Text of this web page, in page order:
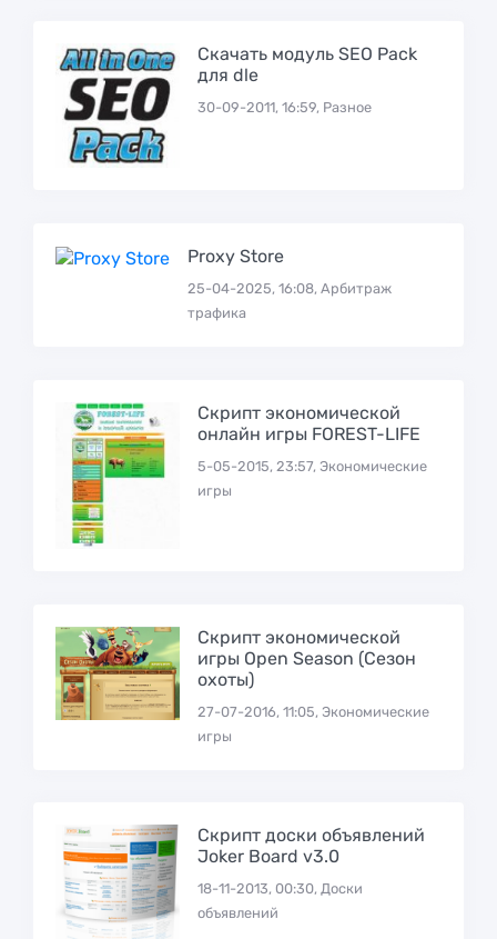
Скачать модуль SEO Pack
для dle
30-09-2011, 16:59, Разное
Proxy Store
25-04-2025, 16:08, Арбитраж
трафика
Скрипт экономической
онлайн игры FOREST-LIFE
5-05-2015, 23:57, Экономические
игры
Скрипт экономической
игры Open Season (Сезон
охоты)
27-07-2016, 11:05, Экономические
игры
Скрипт доски объявлений
Joker Board v3.0
18-11-2013, 00:30, Доски
объявлений